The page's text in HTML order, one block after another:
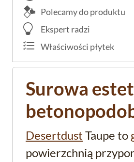
Polecamy do produktu
Ekspert radzi
Właściwości płytek
Surowa
Desertdust Taupe to
powierzchnią